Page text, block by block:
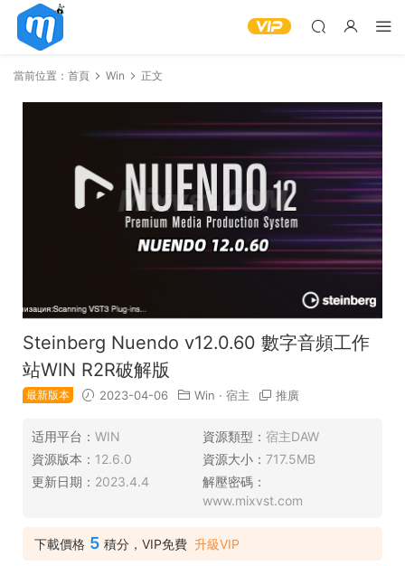
當前位置： 首頁 Win 正文
Steinberg Nuendo v12.0.60 數字音頻工作
站WIN R2R破解版
最新版本 2023-04-06 Win · 宿主 推廣
适用平台： WIN 資源類型： 宿主DAW
資源版本： 12.6.0 資源大小： 717.5MB
更新日期： 2023.4.4
解壓密碼：
www.mixvst.com
下載價格 5 積分，VIP免費 升級VIP